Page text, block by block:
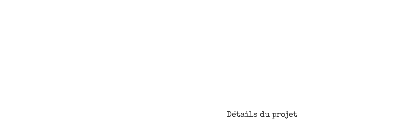
Détails du projet